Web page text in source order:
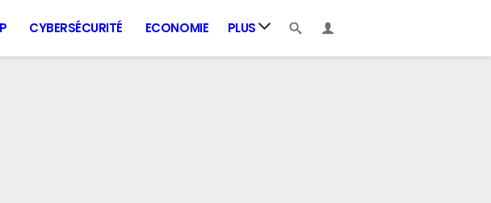
CYBERSÉCURITÉ ECONOMIE PLUS